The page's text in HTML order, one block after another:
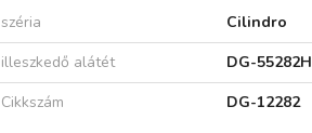
széria Cilindro
illeszkedő alátét
DG-55282H
Cikkszám
DG-12282